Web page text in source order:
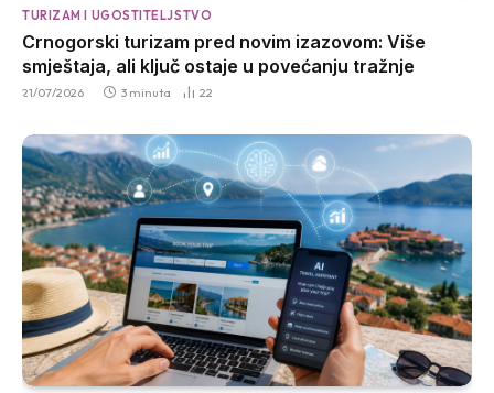
TURIZAM I UGOSTITELJSTVO
Crnogorski turizam pred novim izazovom: Više
smještaja, ali ključ ostaje u povećanju tražnje
21/07/2026 3 minuta 22